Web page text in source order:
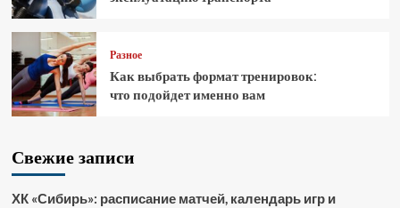
Разное
Как выбрать формат тренировок:
что подойдет именно вам
Свежие записи
ХК «Сибирь»: расписание матчей, календарь игр и